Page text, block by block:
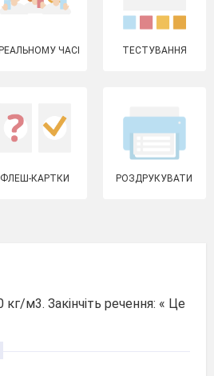
ЧАСІ ТЕСТУВАННЯ
ФЛЕШ-КАРТКИ РОЗДРУКУВАТИ
м3. Закінчіть речення: « Це